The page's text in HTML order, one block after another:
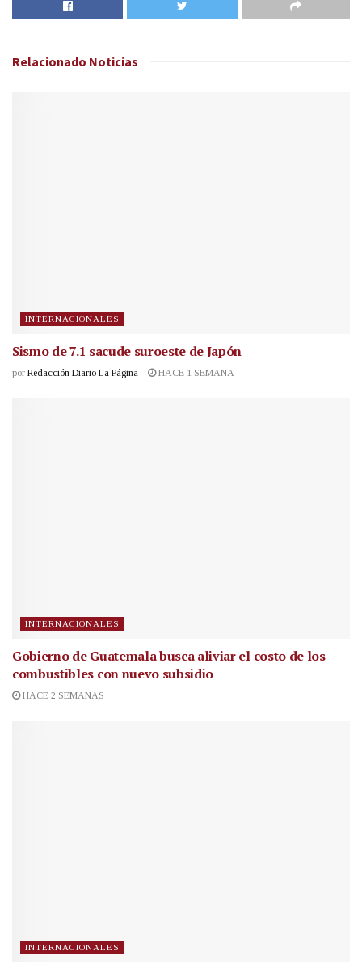
Relacionado Noticias
INTERNACIONALES
Sismo de 7.1 sacude suroeste de Japón
por Redacción Diario La Página HACE 1 SEMANA
INTERNACIONALES
Gobierno de Guatemala busca aliviar el costo de los
combustibles con nuevo subsidio
HACE 2 SEMANAS
INTERNACIONALES